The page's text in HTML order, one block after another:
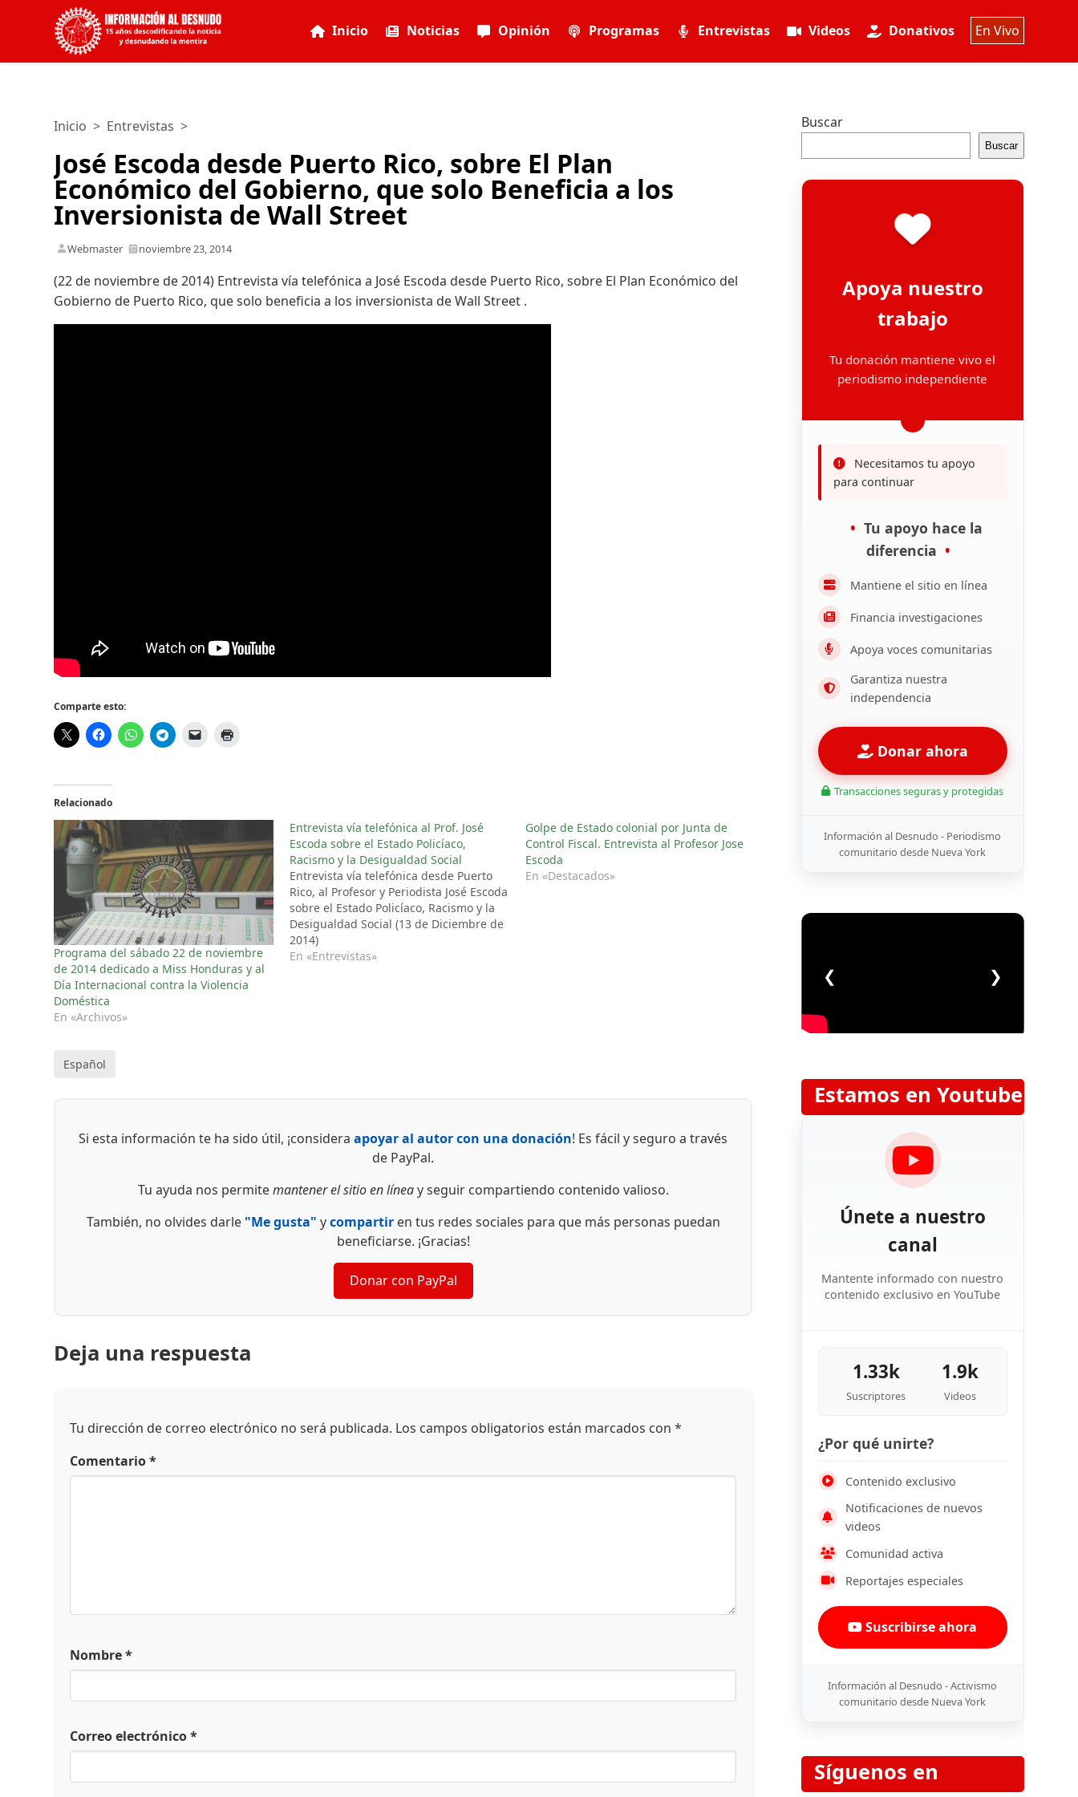
Inicio Noticias Opinión Programas Entrevistas Videos Donativos En Vivo
Inicio > Entrevistas >
José Escoda desde Puerto Rico, sobre El Plan
Económico del Gobierno, que solo Beneficia a los
Inversionista de Wall Street
Webmaster noviembre 23, 2014
(22 de noviembre de 2014) Entrevista vía telefónica a José Escoda desde Puerto Rico, sobre El Plan Económico del
Gobierno de Puerto Rico, que solo beneficia a los inversionista de Wall Street .
Comparte esto:
Relacionado
Programa del sábado 22 de noviembre
de 2014 dedicado a Miss Honduras y al
Día Internacional contra la Violencia
Doméstica
En «Archivos»
Entrevista vía telefónica al Prof. José
Escoda sobre el Estado Policíaco,
Racismo y la Desigualdad Social
Entrevista vía telefónica desde Puerto
Rico, al Profesor y Periodista José Escoda
sobre el Estado Policíaco, Racismo y la
Desigualdad Social (13 de Diciembre de
2014)
En «Entrevistas»
Golpe de Estado colonial por Junta de
Control Fiscal. Entrevista al Profesor Jose
Escoda
En «Destacados»
Español
Si esta información te ha sido útil, ¡consideraapoyar al autor con una donación! Es fácil y seguro a través
de PayPal.
Tu ayuda nos permitemantener el sitio en líneay seguir compartiendo contenido valioso.
También, no olvides darle "Me gusta" ycompartiren tus redes sociales para que más personas puedan
beneficiarse. ¡Gracias!
Donar con PayPal
Deja una respuesta
Tu dirección de correo electrónico no será publicada. Los campos obligatorios están marcados con*
Comentario*
Nombre*
Correo electrónico*
Buscar
Buscar
Apoya nuestro
trabajo
Tu donación mantiene vivo el
periodismo independiente
Necesitamos tu apoyo
para continuar
Tu apoyo hace la
diferencia
Mantiene el sitio en línea
Financia investigaciones
Apoya voces comunitarias
Garantiza nuestra
independencia
Donar ahora
Transacciones seguras y protegidas
Información al Desnudo - Periodismo
comunitario desde Nueva York
❮ ❯
Estamos en Youtube
Únete a nuestro
canal
Mantente informado con nuestro
contenido exclusivo en YouTube
1.33k
Suscriptores
1.9k
Videos
¿Por qué unirte?
Contenido exclusivo
Notificaciones de nuevos
videos
Comunidad activa
Reportajes especiales
Suscribirse ahora
Información al Desnudo - Activismo
comunitario desde Nueva York
Síguenos en